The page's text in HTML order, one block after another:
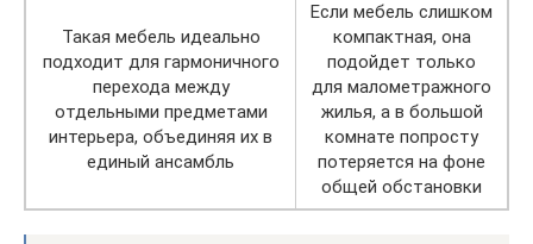
Такая мебель идеально
подходит для гармоничного
перехода между
отдельными предметами
интерьера, объединяя их в
единый ансамбль
Если мебель слишком
компактная, она
подойдет только
для малометражного
жилья, а в большой
комнате попросту
потеряется на фоне
общей обстановки